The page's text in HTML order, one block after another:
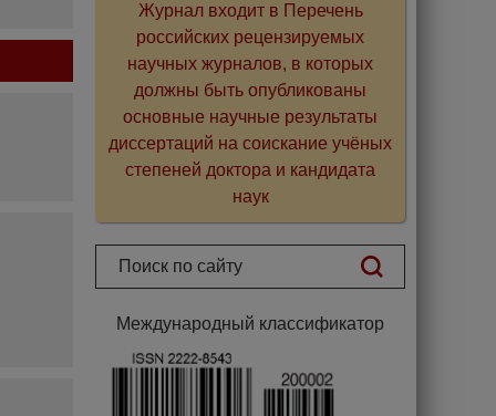
Журнал входит в Перечень
российских рецензируемых
научных журналов, в которых
должны быть опубликованы
основные научные результаты
диссертаций на соискание учёных
степеней доктора и кандидата
наук
Международный классификатор